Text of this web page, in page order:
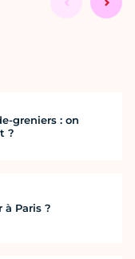
greniers : on
?
Paris ?